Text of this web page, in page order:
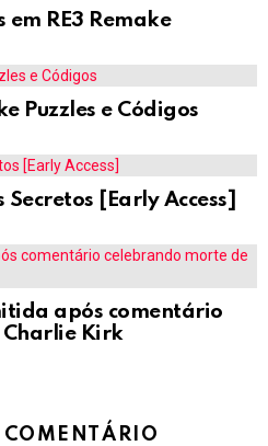
RE3 Remake
Puzzles e Códigos
[Early Access]
após comentário
Kirk